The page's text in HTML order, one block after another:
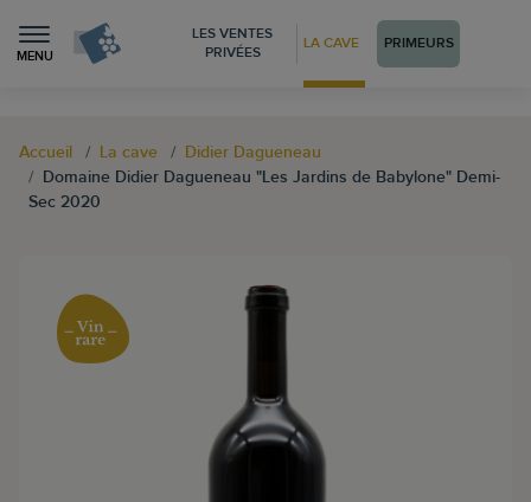
MENU
LES VENTES
PRIVÉES
LA CAVE PRIMEURS
Accueil La cave
Didier Dagueneau
Domaine Didier Dagueneau "Les Jardins de Babylone" Demi-
Sec 2020